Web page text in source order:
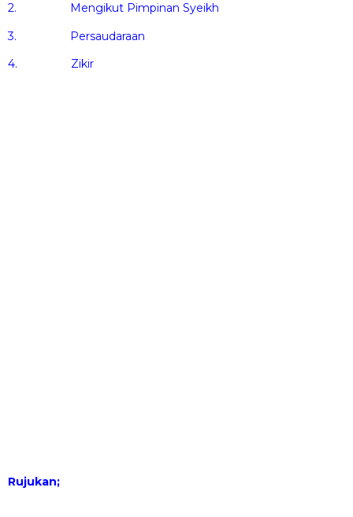
2. Mengikut Pimpinan Syeikh
3. Persaudaraan
4. Zikir
Rujukan;